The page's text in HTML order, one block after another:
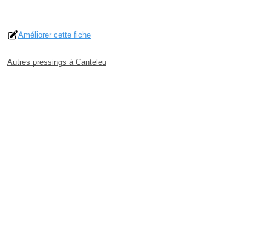
Améliorer cette fiche
Autres pressings à Canteleu